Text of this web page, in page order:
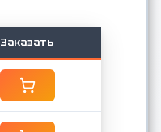
Заказать